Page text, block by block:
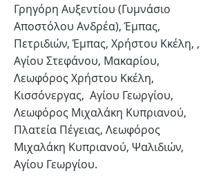
Γρηγόρη Αυξεντίου (Γυμνάσιο
Αποστόλου Ανδρέα), Έμπας,
Πετριδιών, Έμπας, Χρήστου Κκέλη, ,
Αγίου Στεφάνου, Μακαρίου,
Λεωφόρος Χρήστου Κκέλη,
Κισσόνεργας, Αγίου Γεωργίου,
Λεωφόρος Μιχαλάκη Κυπριανού,
Πλατεία Πέγειας, Λεωφόρος
Μιχαλάκη Κυπριανού, Ψαλιδιών,
Αγίου Γεωργίου.